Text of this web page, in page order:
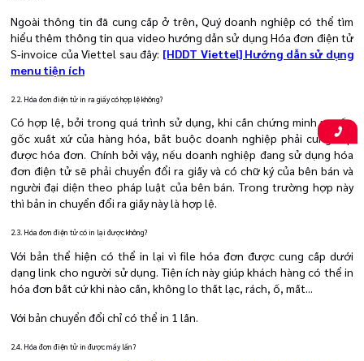
Ngoài thông tin đã cung cấp ở trên, Quý doanh nghiệp có thể tìm
hiểu thêm thông tin qua video hướng dẫn sử dụng Hóa đơn điện tử
S-invoice của Viettel sau đây: [HDDT Viettel] Hướng dẫn sử dụng
menu tiện ích
2.2. Hóa đơn điện tử in ra giấy có hợp lệ không?
Có hợp lệ, bởi trong quá trình sử dụng, khi cần chứng minh nguồn
gốc xuất xứ của hàng hóa, bắt buộc doanh nghiệp phải cung cấp
được hóa đơn. Chính bởi vậy, nếu doanh nghiệp đang sử dụng hóa
đơn điện tử sẽ phải chuyển đổi ra giấy và có chữ ký của bên bán và
người đại diện theo pháp luật của bên bán. Trong trường hợp này
thì bản in chuyển đổi ra giấy này là hợp lệ.
2.3. Hóa đơn điện tử có in lại được không?
Với bản thể hiện có thể in lại vì file hóa đơn được cung cấp dưới
dạng link cho người sử dụng. Tiện ích này giúp khách hàng có thể in
hóa đơn bất cứ khi nào cần, không lo thất lạc, rách, ố, mất...
Với bản chuyển đổi chỉ có thể in 1 lần.
2.4. Hóa đơn điện tử in được mấy lần?